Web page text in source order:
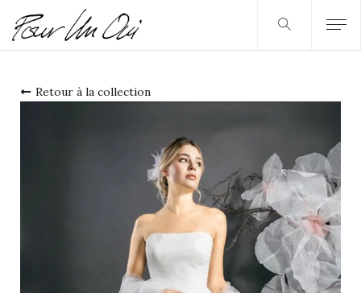
Retour à la collection